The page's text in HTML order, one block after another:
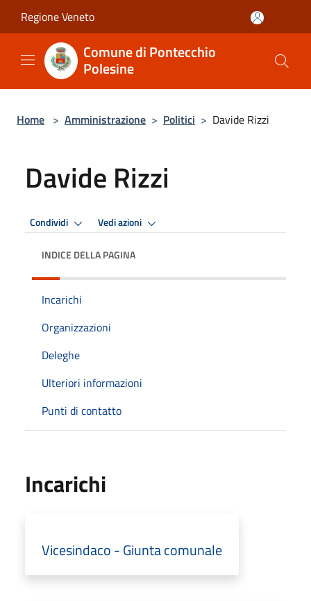
Regione Veneto
Comune di Pontecchio
Polesine
Home > Amministrazione > Politici > Davide Rizzi
Davide Rizzi
Condividi Vedi azioni
INDICE DELLA PAGINA
Incarichi
Organizzazioni
Deleghe
Ulteriori informazioni
Punti di contatto
Incarichi
Vicesindaco - Giunta comunale